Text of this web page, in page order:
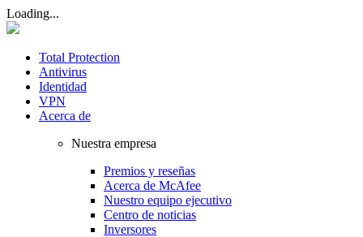
Loading...
Total Protection
Antivirus
Identidad
VPN
Acerca de
Nuestra empresa
Premios y reseñas
Acerca de McAfee
Nuestro equipo ejecutivo
Centro de noticias
Inversores